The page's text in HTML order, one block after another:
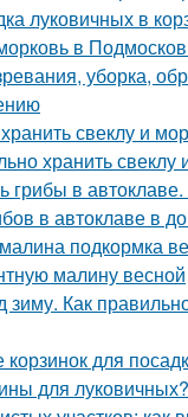
луковичных в
в
уборка,
свеклу и
хранить свеклу
грибы в
в автоклаве в
подкормка
малину весной
Как
для
для луковичных?